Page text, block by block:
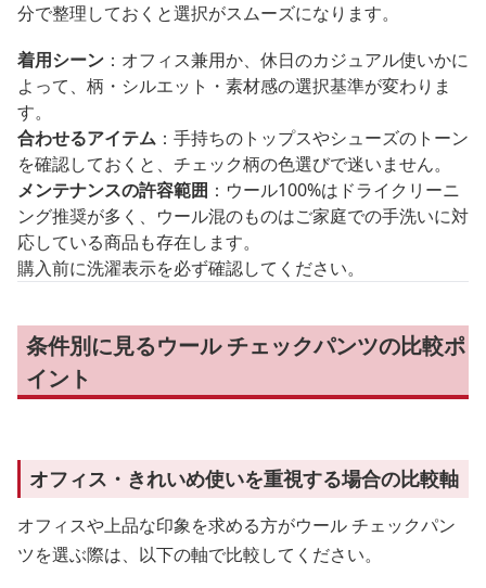
分で整理しておくと選択がスムーズになります。
着用シーン ：オフィス兼用か、休日のカジュアル使いかに
よって、柄・シルエット・素材感の選択基準が変わりま
す。
合わせるアイテム ：手持ちのトップスやシューズのトーン
を確認しておくと、チェック柄の色選びで迷いません。
メンテナンスの許容範囲 ：ウール100%はドライクリーニ
ング推奨が多く、ウール混のものはご家庭での手洗いに対
応している商品も存在します。
購入前に洗濯表示を必ず確認してください。
条件別に見るウール チェックパンツの比較ポ
イント
オフィス・きれいめ使いを重視する場合の比較軸
オフィスや上品な印象を求める方がウール チェックパン
ツを選ぶ際は、以下の軸で比較してください。